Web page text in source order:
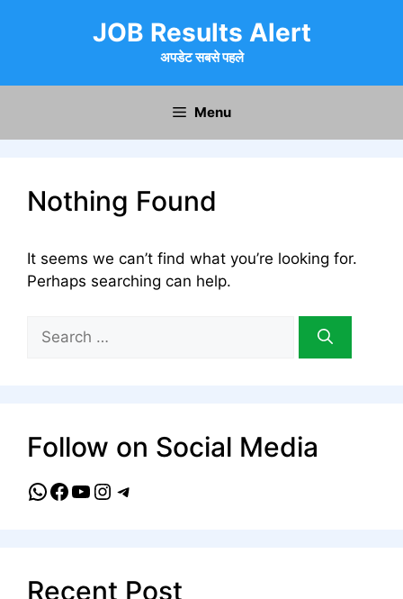
JOB Results Alert
अपडेट सबसे पहले
Menu
Nothing Found
It seems we can’t find what you’re looking for.
Perhaps searching can help.
for:
Follow on Social Media
WhatsApp
Facebook
YouTube
Instagram
Telegram
Recent Post